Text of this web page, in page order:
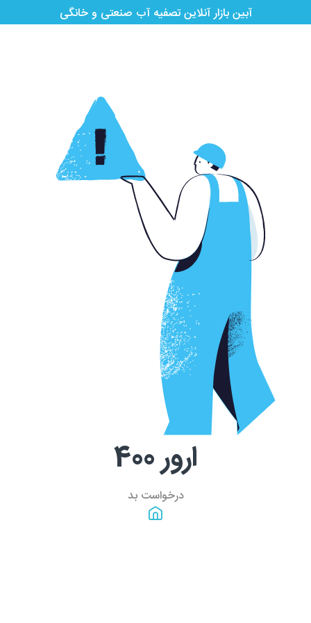
آبین بازار آنلاین تصفیه آب صنعتی و خانگی
ارور400
درخواست بد